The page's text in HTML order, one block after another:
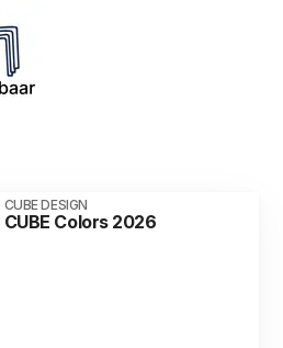
CUBE DESIGN
CUBE Colors 2026